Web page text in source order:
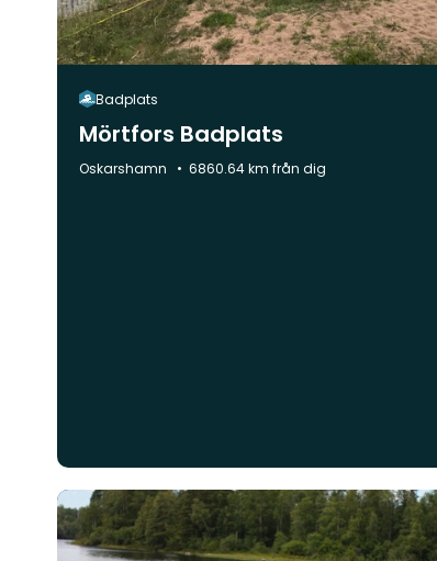
Badplats
Mörtfors Badplats
Kommun:
Oskarshamn 6860.64 km från dig